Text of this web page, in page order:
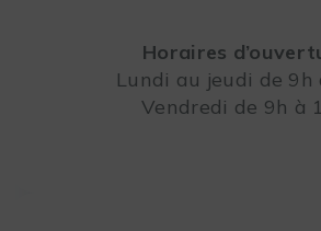
Horaires
Lundi au jeudi de 9h
Vendredi de 9h à